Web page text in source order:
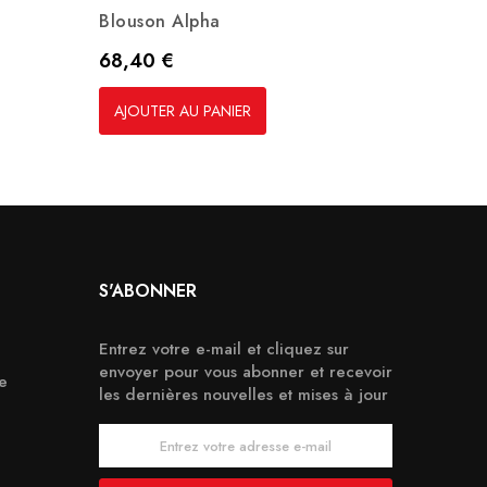
Blouson Alpha
Prix
68,40 €
AJOUTER AU PANIER
S'ABONNER
Entrez votre e-mail et cliquez sur
envoyer pour vous abonner et recevoir
les dernières nouvelles et mises à jour